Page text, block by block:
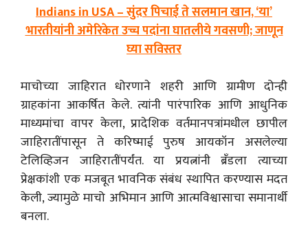
Indians in USA – सुंदर पिचाई ते सलमान खान, ‘या’
भारतीयांनी अमेरिकेत उच्च पदांना घातलीये गवसणी; जाणून
घ्या सविस्तर
माचोच्या जाहिरात धोरणाने शहरी आणि ग्रामीण दोन्ही
ग्राहकांना आकर्षित केले. त्यांनी पारंपारिक आणि आधुनिक
माध्यमांचा वापर केला, प्रादेशिक वर्तमानपत्रांमधील छापील
जाहिरातींपासून ते करिष्माई पुरुष आयकॉन असलेल्या
टेलिव्हिजन जाहिरातींपर्यंत. या प्रयत्नांनी ब्रँडला त्याच्या
प्रेक्षकांशी एक मजबूत भावनिक संबंध स्थापित करण्यास मदत
केली, ज्यामुळे माचो अभिमान आणि आत्मविश्वासाचा समानार्थी
बनला.